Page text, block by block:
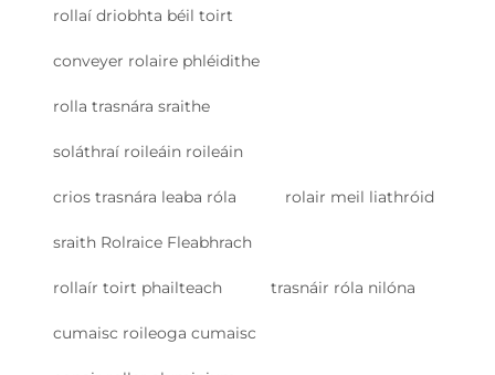
rollaí driobhta béil toirt
conveyer rolaire phléidithe
rolla trasnára sraithe
soláthraí roileáin roileáin
crios trasnára leaba róla rolair meil liathróid
sraith Rolraice Fleabhrach
rollaír toirt phailteach trasnáir róla nilóna
cumaisc roileoga cumaisc